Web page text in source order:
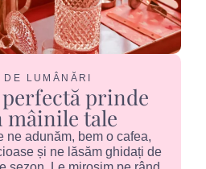
DE LUMÂNĂRI
prinde
mâinile tale
ne adunăm, bem o cafea,
și ne lăsăm ghidați de